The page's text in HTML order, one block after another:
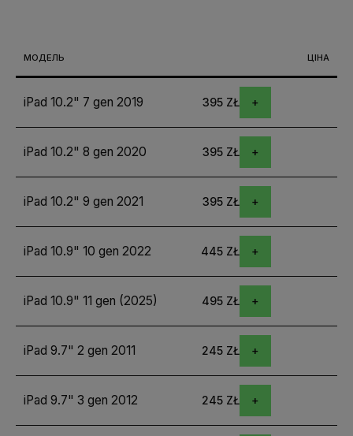
МОДЕЛЬ ЦІНА
iPad 10.2" 7 gen 2019 395 ZŁ
iPad 10.2" 8 gen 2020 395 ZŁ
iPad 10.2" 9 gen 2021 395 ZŁ
iPad 10.9" 10 gen 2022 445 ZŁ
iPad 10.9" 11 gen (2025) 495 ZŁ
iPad 9.7" 2 gen 2011 245 ZŁ
iPad 9.7" 3 gen 2012 245 ZŁ